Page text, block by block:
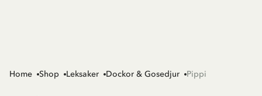
Home Shop Leksaker Dockor & Gosedjur Pippi